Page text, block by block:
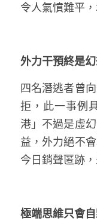
令人氣憤難平
外力干預終是
四名潛逃者曾
拒，此一事例
港」不過是虛
益，外力絕不
今日銷聲匿跡
極端思維只會